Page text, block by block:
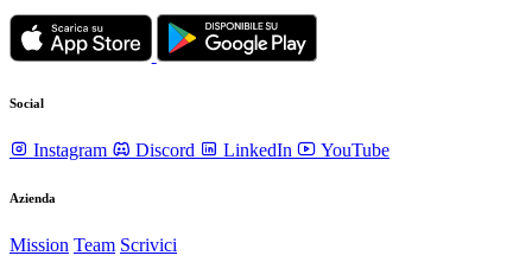
Social
Instagram Discord LinkedIn YouTube
Azienda
Mission Team Scrivici